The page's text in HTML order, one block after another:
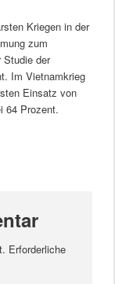
Kriegen in der
zum
Studie der
Im Vietnamkrieg
Einsatz von
64 Prozent.
Erforderliche